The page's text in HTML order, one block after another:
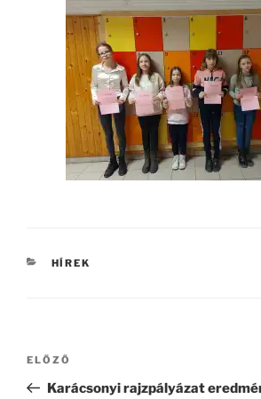
KATEGÓRIÁK
HÍREK
Bejegyzés
Korábbi
bejegyzés
ELŐZŐ
Karácsonyi rajzpályázat